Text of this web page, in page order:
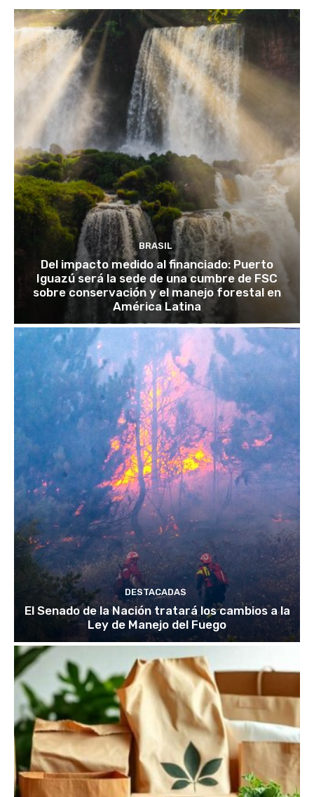
BRASIL
Del impacto medido al financiado: Puerto
Iguazú será la sede de una cumbre de FSC
sobre conservación y el manejo forestal en
América Latina
DESTACADAS
El Senado de la Nación tratará los cambios a la
Ley de Manejo del Fuego